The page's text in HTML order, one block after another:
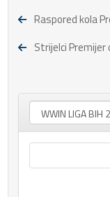
Raspored kola
Strijelci Premijer